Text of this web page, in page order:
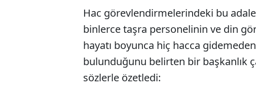
Hac görevlendirmelerindeki bu
binlerce taşra personelinin ve din
hayatı boyunca hiç hacca
bulunduğunu belirten bir başkanlık
sözlerle özetledi: